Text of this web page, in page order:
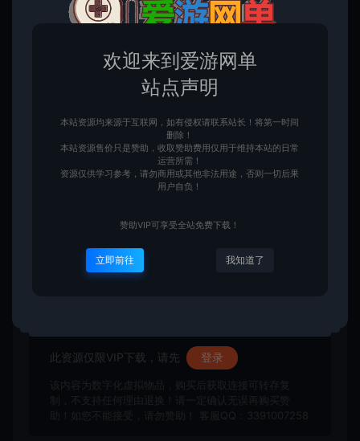
此资源仅限VIP下载，请先 登录
该内容为数字化虚拟物品，购买后获取连接可转存复
制，不支持任何理由退换！请一定确认无误再购买赞
助！如您不能接受，请勿赞助！ 客服QQ：3391007258
欢迎来到爱游网单
站点声明
本站资源均来源于互联网，如有侵权请联系站长！将第一时间
删除！
本站资源售价只是赞助，收取赞助费用仅用于维持本站的日常
运营所需！
资源仅供学习参考，请勿商用或其他非法用途，否则一切后果
用户自负！
赞助VIP可享受全站免费下载！
立即前往 我知道了